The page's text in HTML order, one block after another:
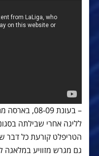
– בעונת 08-
גם מגרש מזוויע במלאגה